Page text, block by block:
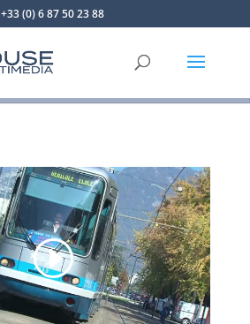
+33 (0) 6 87 50 23 88